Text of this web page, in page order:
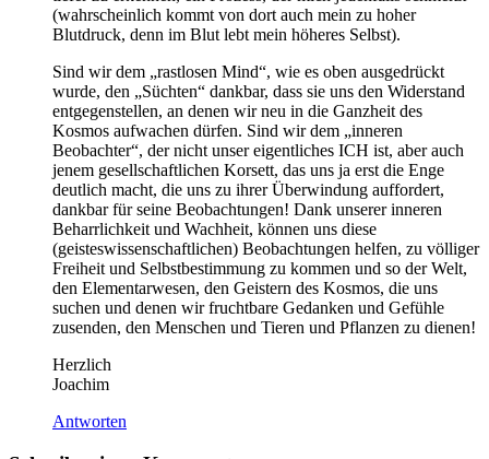
(wahrscheinlich kommt von dort auch mein zu hoher
Blutdruck, denn im Blut lebt mein höheres Selbst).
Sind wir dem „rastlosen Mind“, wie es oben ausgedrückt
wurde, den „Süchten“ dankbar, dass sie uns den Widerstand
entgegenstellen, an denen wir neu in die Ganzheit des
Kosmos aufwachen dürfen. Sind wir dem „inneren
Beobachter“, der nicht unser eigentliches ICH ist, aber auch
jenem gesellschaftlichen Korsett, das uns ja erst die Enge
deutlich macht, die uns zu ihrer Überwindung auffordert,
dankbar für seine Beobachtungen! Dank unserer inneren
Beharrlichkeit und Wachheit, können uns diese
(geisteswissenschaftlichen) Beobachtungen helfen, zu völliger
Freiheit und Selbstbestimmung zu kommen und so der Welt,
den Elementarwesen, den Geistern des Kosmos, die uns
suchen und denen wir fruchtbare Gedanken und Gefühle
zusenden, den Menschen und Tieren und Pflanzen zu dienen!
Herzlich
Joachim
Antworten